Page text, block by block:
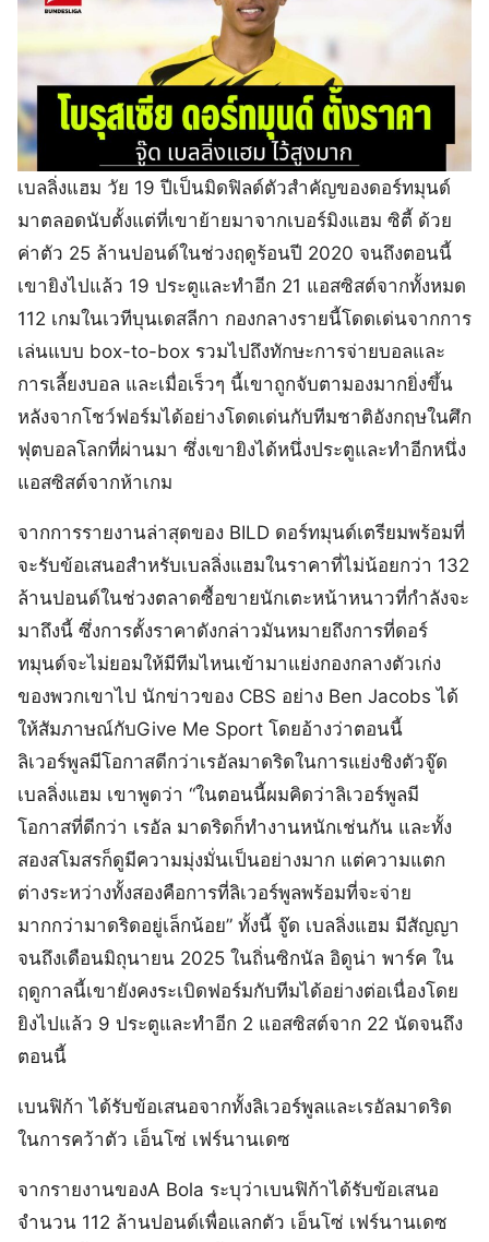
เบลลิ่งแฮม วัย 19 ปีเป็นมิดฟิลด์ตัวสำคัญของดอร์ทมุนด์
มาตลอดนับตั้งแต่ที่เขาย้ายมาจากเบอร์มิงแฮม ซิตี้ ด้วย
ค่าตัว 25 ล้านปอนด์ในช่วงฤดูร้อนปี 2020 จนถึงตอนนี้
เขายิงไปแล้ว 19 ประตูและทำอีก 21 แอสซิสต์จากทั้งหมด
112 เกมในเวทีบุนเดสลีกา กองกลางรายนี้โดดเด่นจากการ
เล่นแบบ box-to-box รวมไปถึงทักษะการจ่ายบอลและ
การเลี้ยงบอล และเมื่อเร็วๆ นี้เขาถูกจับตามองมากยิ่งขึ้น
หลังจากโชว์ฟอร์มได้อย่างโดดเด่นกับทีมชาติอังกฤษในศึก
ฟุตบอลโลกที่ผ่านมา ซึ่งเขายิงได้หนึ่งประตูและทำอีกหนึ่ง
แอสซิสต์จากห้าเกม
จากการรายงานล่าสุดของ BILD ดอร์ทมุนด์เตรียมพร้อมที่
จะรับข้อเสนอสำหรับเบลลิ่งแฮมในราคาที่ไม่น้อยกว่า 132
ล้านปอนด์ในช่วงตลาดซื้อขายนักเตะหน้าหนาวที่กำลังจะ
มาถึงนี้ ซึ่งการตั้งราคาดังกล่าวมันหมายถึงการที่ดอร์
ทมุนด์จะไม่ยอมให้มีทีมไหนเข้ามาแย่งกองกลางตัวเก่ง
ของพวกเขาไป นักข่าวของ CBS อย่าง Ben Jacobs ได้
ให้สัมภาษณ์กับGive Me Sport โดยอ้างว่าตอนนี้
ลิเวอร์พูลมีโอกาสดีกว่าเรอัลมาดริดในการแย่งชิงตัวจู๊ด
เบลลิ่งแฮม เขาพูดว่า “ในตอนนี้ผมคิดว่าลิเวอร์พูลมี
โอกาสที่ดีกว่า เรอัล มาดริดก็ทำงานหนักเช่นกัน และทั้ง
สองสโมสรก็ดูมีความมุ่งมั่นเป็นอย่างมาก แต่ความแตก
ต่างระหว่างทั้งสองคือการที่ลิเวอร์พูลพร้อมที่จะจ่าย
มากกว่ามาดริดอยู่เล็กน้อย” ทั้งนี้ จู๊ด เบลลิ่งแฮม มีสัญญา
จนถึงเดือนมิถุนายน 2025 ในถิ่นซิกนัล อิดูน่า พาร์ค ใน
ฤดูกาลนี้เขายังคงระเบิดฟอร์มกับทีมได้อย่างต่อเนื่องโดย
ยิงไปแล้ว 9 ประตูและทำอีก 2 แอสซิสต์จาก 22 นัดจนถึง
ตอนนี้
เบนฟิก้า ได้รับข้อเสนอจากทั้งลิเวอร์พูลและเรอัลมาดริด
ในการคว้าตัว เอ็นโซ่ เฟร์นานเดซ
จากรายงานของA Bola ระบุว่าเบนฟิก้าได้รับข้อเสนอ
จำนวน 112 ล้านปอนด์เพื่อแลกตัว เอ็นโซ่ เฟร์นานเดซ